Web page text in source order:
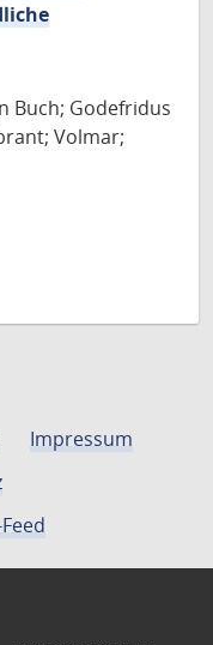
Buch; Godefridus
Volmar;
Impressum
Feed